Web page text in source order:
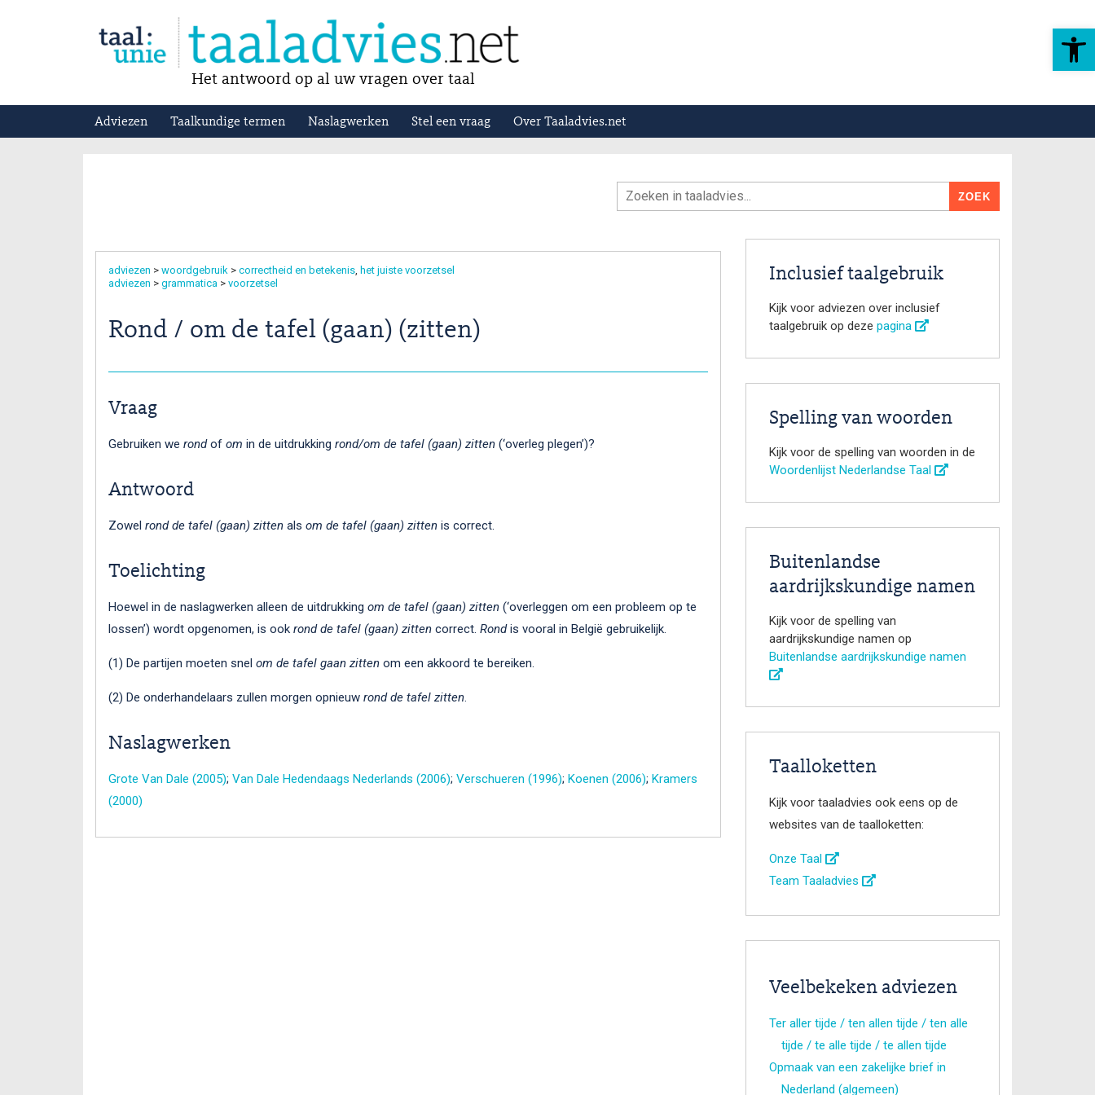
Toolbar openen
Het antwoord op al uw vragen over taal
Adviezen Taalkundige termen Naslagwerken Stel een vraag Over Taaladvies.net
adviezen > woordgebruik > correctheid en betekenis het juiste voorzetsel
adviezen > grammatica > voorzetsel
Rond / om de tafel (gaan) (zitten)
Vraag
Gebruiken we rondof om in de uitdrukking rond/om de tafel (gaan) zitten (‘overleg plegen’)?
Antwoord
Zowel rond de tafel (gaan) zitten als om de tafel (gaan) zitten is correct.
Toelichting
Hoewel in de naslagwerken alleen de uitdrukking om de tafel (gaan) zitten (‘overleggen om een probleem op te
lossen’) wordt opgenomen, is ook rond de tafel (gaan) zitten correct. Rondis vooral in België gebruikelijk.
(1) De partijen moeten snel om de tafel gaan zitten om een akkoord te bereiken.
(2) De onderhandelaars zullen morgen opnieuw rond de tafel zitten.
Naslagwerken
Grote Van Dale (2005); Van Dale Hedendaags Nederlands (2006); Verschueren (1996); Koenen (2006); Kramers
(2000)
Inclusief taalgebruik
Kijk voor adviezen over inclusief
taalgebruik op deze pagina
Spelling van woorden
Kijk voor de spelling van woorden in de
Woordenlijst Nederlandse Taal
Buitenlandse
aardrijkskundige namen
Kijk voor de spelling van
aardrijkskundige namen op
Buitenlandse aardrijkskundige namen
Taalloketten
Kijk voor taaladvies ook eens op de
websites van de taalloketten:
Onze Taal
Team Taaladvies
Veelbekeken adviezen
Ter aller tijde / ten allen tijde / ten alle
tijde / te alle tijde / te allen tijde
Opmaak van een zakelijke brief in
Nederland (algemeen)